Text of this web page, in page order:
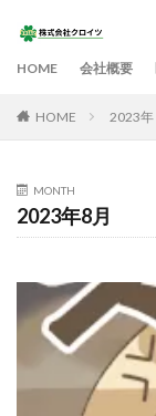
HOME 会社概要
HOME 2023年
MONTH
2023年8月